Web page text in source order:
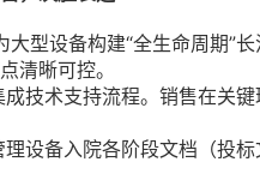
大型设备构建“全生命周期
清晰可控。
技术支持流程。销售在关
设备入院各阶段文档（投